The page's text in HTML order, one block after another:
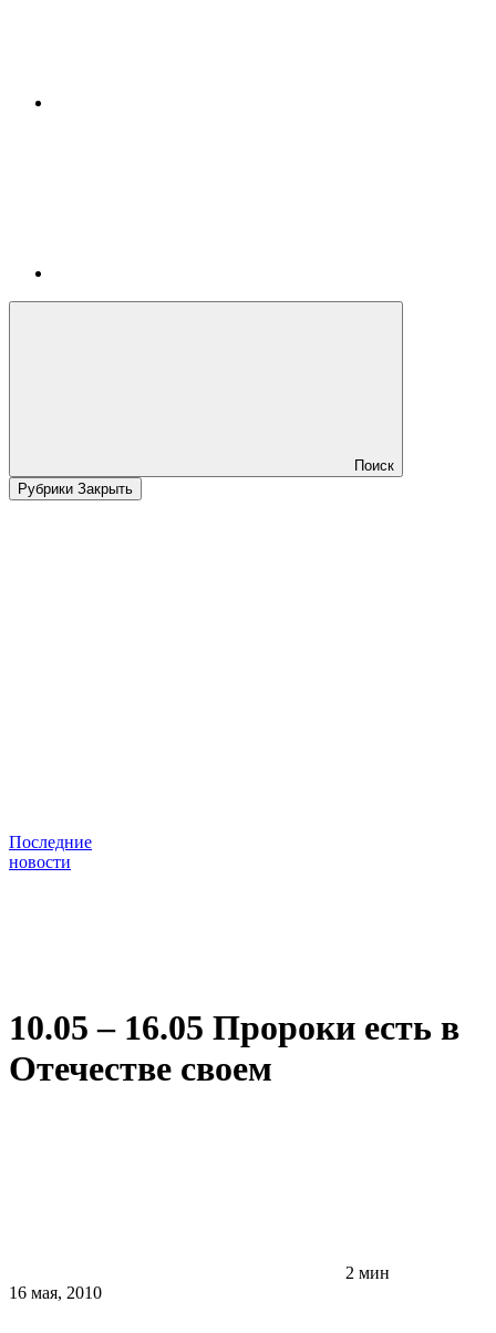
Поиск
Рубрики Закрыть
Последние
новости
10.05 – 16.05 Пророки есть в
Отечестве своем
2 мин
16 мая, 2010